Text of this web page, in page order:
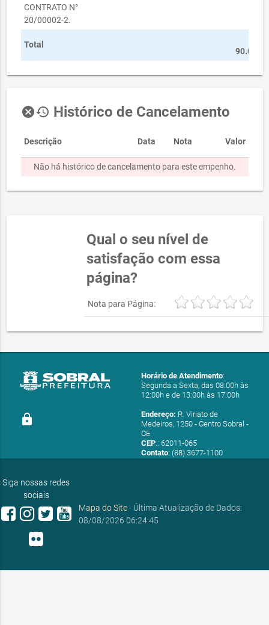
CONTRATO N°
20/00002-2.
Total
cancelhistory Histórico de Cancelamento
Descrição Data Nota Valor
Não há histórico de cancelamento para este empenho.
Qual o seu nível de
satisfação com essa
página?
Nota para Página:
lock
Horário de Atendimento:
Segunda a Sexta, das 08:00h às
12:00h e de 13:00h às 17:00h
Endereço: R. Viriato de
Medeiros, 1250 - Centro Sobral -
CE
CEP.: 62011-065
Contato: (88) 3677-1100
Siga nossas redes
sociais
Mapa do Site- Última Atualização de Dados:
08/08/2026 06:24:45